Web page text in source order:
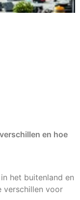
en hoe
het buitenland en
verschillen voor